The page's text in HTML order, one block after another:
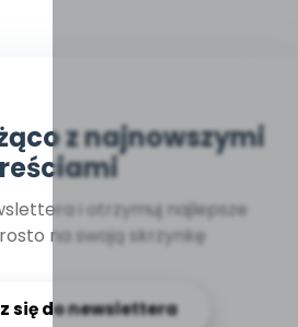
z najnowszymi
i otrzymuj najlepsze
na swoją skrzynkę
się do newslettera